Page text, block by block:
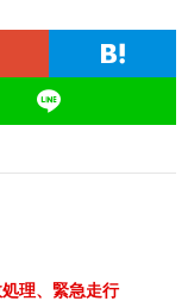
理、緊急走行